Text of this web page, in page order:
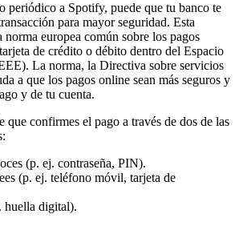
periódico a Spotify, puede que tu banco te
para mayor seguridad. Esta
norma europea común sobre los pagos
de crédito o débito dentro del Espacio
La norma, la Directiva sobre servicios
a que los pagos online sean más seguros y
y de tu cuenta.
que confirmes el pago a través de dos de las
(p. ej. contraseña, PIN).
(p. ej. teléfono móvil, tarjeta de
huella digital).